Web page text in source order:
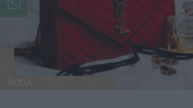
MODA